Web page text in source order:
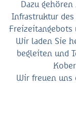
Dazu
Infrastruktur des
Freizeitangebots
Wir laden Sie
begleiten und
Wir freuen uns